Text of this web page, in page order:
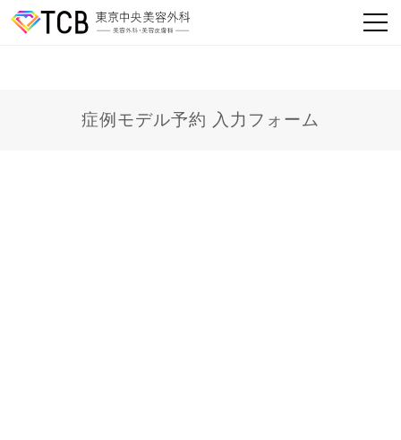
症例モデル予約 入力フォーム